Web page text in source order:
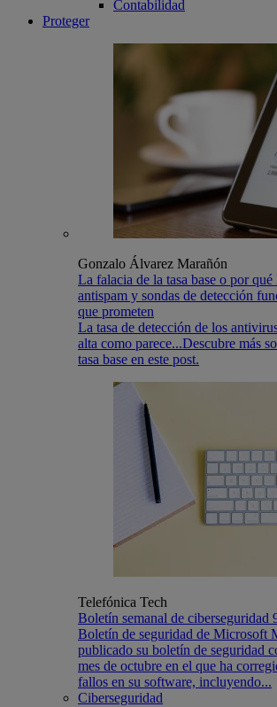
Contabilidad
Proteger
Gonzalo Álvarez Marañón
La falacia de la tasa base o por
antispam y sondas de detección
que prometen
La tasa de detección de los
alta como parece...Descubre más
tasa base en este post.
Telefónica Tech
Boletín semanal de ciberseguridad
​​​​​​Boletín de seguridad de Microsoft
publicado su boletín de seguridad
mes de octubre en el que ha
fallos en su software, incluyendo...
Ciberseguridad